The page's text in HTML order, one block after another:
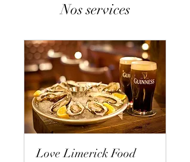
Nos services
Love Limerick Food